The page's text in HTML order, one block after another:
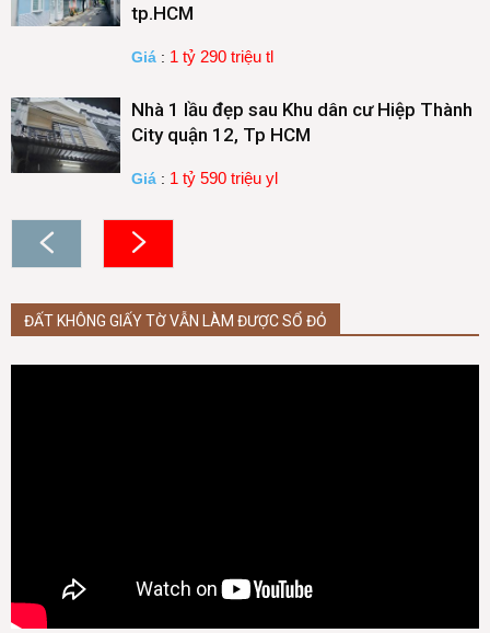
tp.HCM
Giá : 1 tỷ 290 triệu tl
Nhà 1 lầu đẹp sau Khu dân cư Hiệp Thành
City quận 12, Tp HCM
Giá : 1 tỷ 590 triệu yl
ĐẤT KHÔNG GIẤY TỜ VẪN LÀM ĐƯỢC SỔ ĐỎ